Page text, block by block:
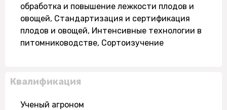
обработка и повышение лежкости плодов и
овощей, Стандартизация и сертификация
плодов и овощей, Интенсивные технологии в
питомниководстве, Сортоизучение
Квалификация
Ученый агроном